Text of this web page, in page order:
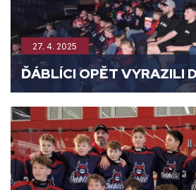
27. 4. 2025
ĎÁBLÍCI OPĚT VYRAZILI